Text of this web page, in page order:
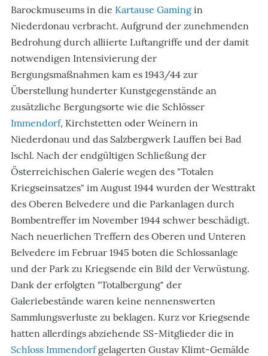
Barockmuseums in die Kartause Gaming in
Niederdonau verbracht. Aufgrund der zunehmenden
Bedrohung durch alliierte Luftangriffe und der damit
notwendigen Intensivierung der
Bergungsmaßnahmen kam es 1943/44 zur
Überstellung hunderter Kunstgegenstände an
zusätzliche Bergungsorte wie die Schlösser
Immendorf, Kirchstetten oder Weinern in
Niederdonau und das Salzbergwerk Lauffen bei Bad
Ischl. Nach der endgültigen Schließung der
Österreichischen Galerie wegen des "Totalen
Kriegseinsatzes" im August 1944 wurden der Westtrakt
des Oberen Belvedere und die Parkanlagen durch
Bombentreffer im November 1944 schwer beschädigt.
Nach neuerlichen Treffern des Oberen und Unteren
Belvedere im Februar 1945 boten die Schlossanlage
und der Park zu Kriegsende ein Bild der Verwüstung.
Dank der erfolgten "Totalbergung" der
Galeriebestände waren keine nennenswerten
Sammlungsverluste zu beklagen. Kurz vor Kriegsende
hatten allerdings abziehende SS-Mitglieder die in
Schloss Immendorfgelagerten Gustav Klimt-Gemälde